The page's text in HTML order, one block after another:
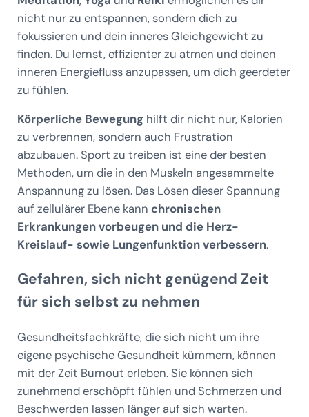
nicht nur zu entspannen, sondern dich zu
fokussieren und dein inneres Gleichgewicht zu
finden. Du lernst, effizienter zu atmen und deinen
inneren Energiefluss anzupassen, um dich geerdeter
zu fühlen.
Körperliche Bewegunghilft dir nicht nur, Kalorien
zu verbrennen, sondern auch Frustration
abzubauen. Sport zu treiben ist eine der besten
Methoden, um die in den Muskeln angesammelte
Anspannung zu lösen. Das Lösen dieser Spannung
auf zellulärer Ebene kann chronischen
Erkrankungen vorbeugen und die Herz-
Kreislauf- sowie Lungenfunktion verbessern.
Gefahren, sich nicht genügend Zeit
für sich selbst zu nehmen
Gesundheitsfachkräfte, die sich nicht um ihre
eigene psychische Gesundheit kümmern, können
mit der Zeit Burnout erleben. Sie können sich
zunehmend erschöpft fühlen und Schmerzen und
Beschwerden lassen länger auf sich warten.